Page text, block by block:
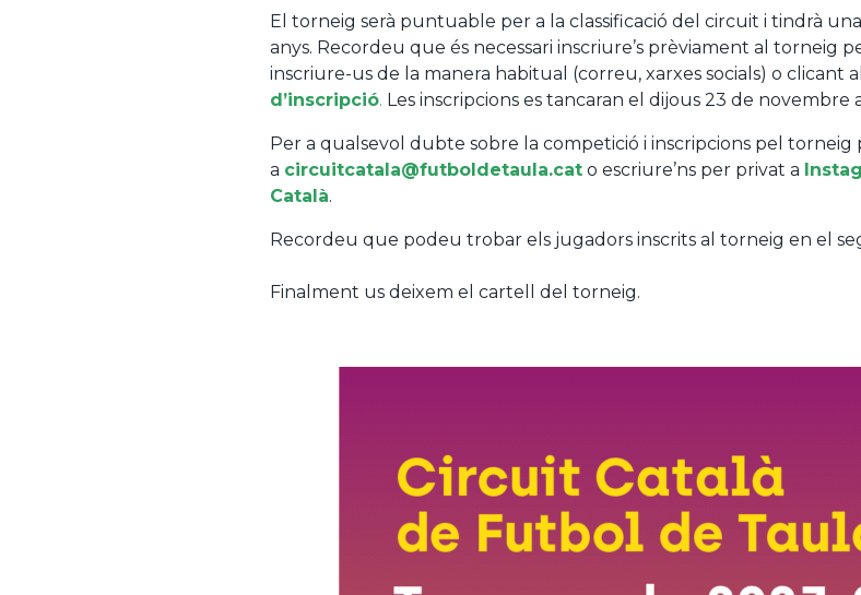
El torneig serà puntuable per a la classificació del circuit i tindrà
anys. Recordeu que és necessari inscriure’s prèviament al torneig
inscriure-us de la manera habitual (correu, xarxes socials) o clicant
d’inscripció. Les inscripcions es tancaran el dijous 23 de novembre
Per a qualsevol dubte sobre la competició i inscripcions pel torneig
a circuitcatala@futboldetaula.cat o escriure’ns per privat a
Català.
Recordeu que podeu trobar els jugadors inscrits al torneig en el
Finalment us deixem el cartell del torneig.